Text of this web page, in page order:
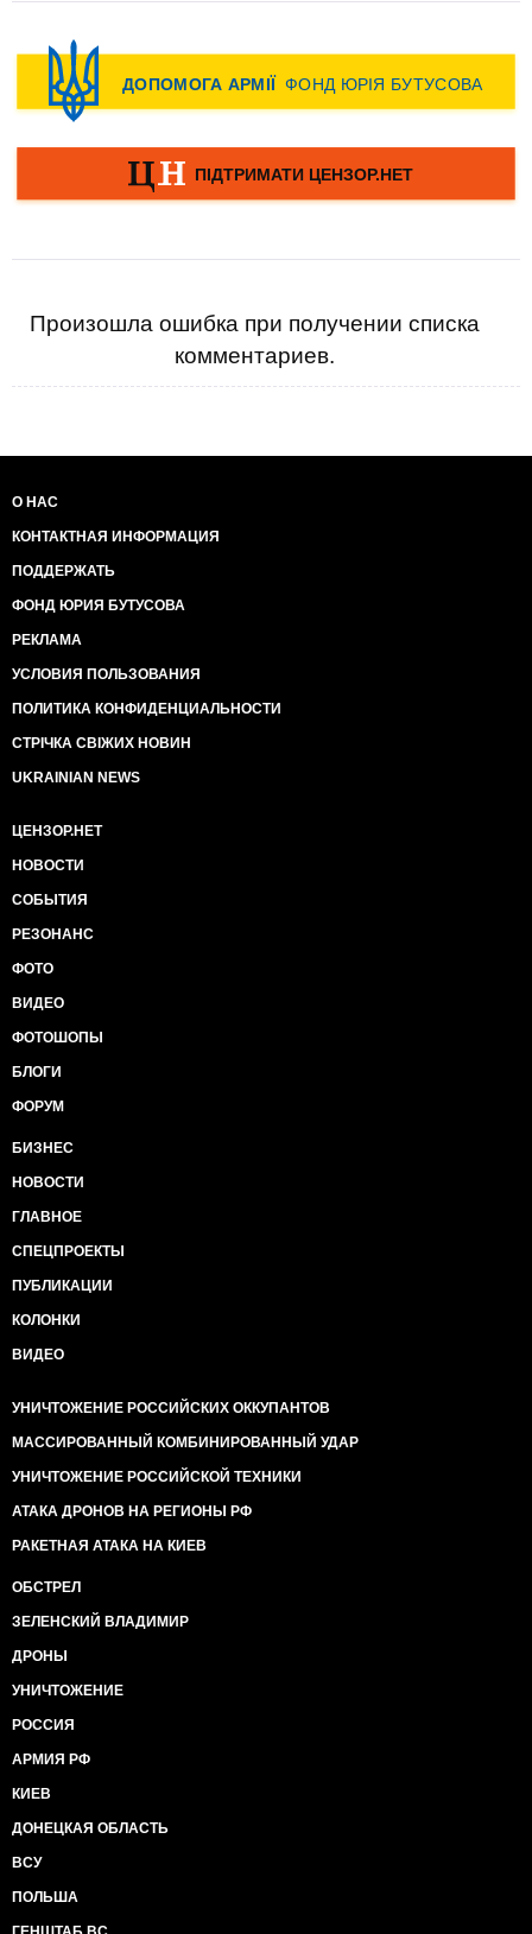
Произошла ошибка при получении списка
комментариев.
О НАС
КОНТАКТНАЯ ИНФОРМАЦИЯ
ПОДДЕРЖАТЬ
ФОНД ЮРИЯ БУТУСОВА
РЕКЛАМА
УСЛОВИЯ ПОЛЬЗОВАНИЯ
ПОЛИТИКА КОНФИДЕНЦИАЛЬНОСТИ
СТРІЧКА СВІЖИХ НОВИН
UKRAINIAN NEWS
ЦЕНЗОР.НЕТ
НОВОСТИ
СОБЫТИЯ
РЕЗОНАНС
ФОТО
ВИДЕО
ФОТОШОПЫ
БЛОГИ
ФОРУМ
БИЗНЕС
НОВОСТИ
ГЛАВНОЕ
СПЕЦПРОЕКТЫ
ПУБЛИКАЦИИ
КОЛОНКИ
ВИДЕО
УНИЧТОЖЕНИЕ РОССИЙСКИХ ОККУПАНТОВ
МАССИРОВАННЫЙ КОМБИНИРОВАННЫЙ УДАР
УНИЧТОЖЕНИЕ РОССИЙСКОЙ ТЕХНИКИ
АТАКА ДРОНОВ НА РЕГИОНЫ РФ
РАКЕТНАЯ АТАКА НА КИЕВ
ОБСТРЕЛ
ЗЕЛЕНСКИЙ ВЛАДИМИР
ДРОНЫ
УНИЧТОЖЕНИЕ
РОССИЯ
АРМИЯ РФ
КИЕВ
ДОНЕЦКАЯ ОБЛАСТЬ
ВСУ
ПОЛЬША